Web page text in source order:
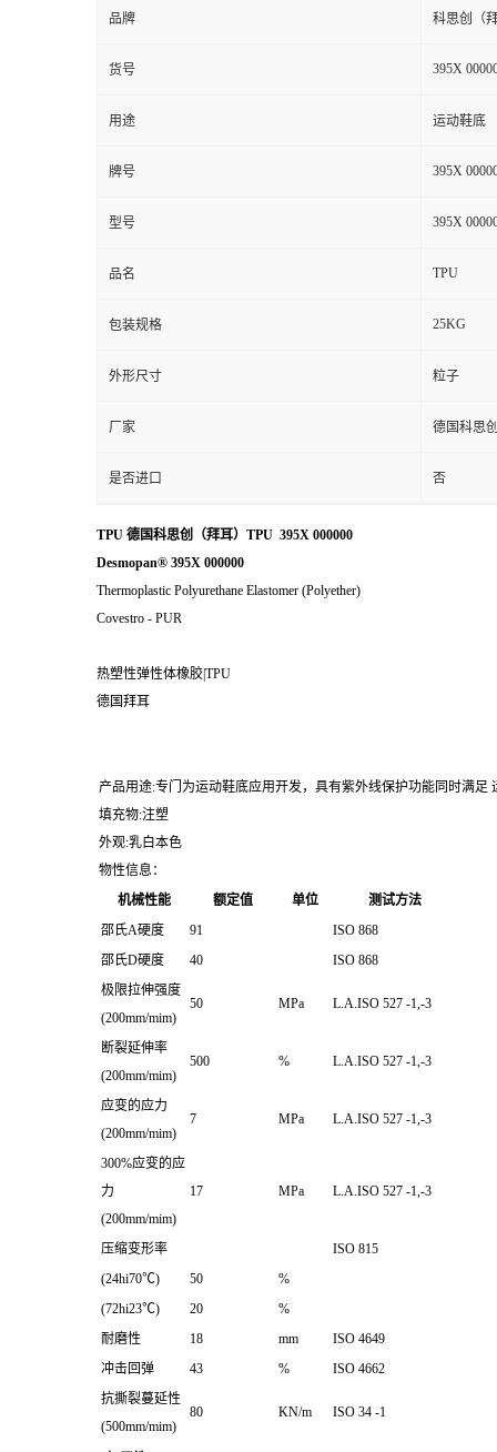
品牌 科思创（
货号 395X
用途 运动鞋底
牌号 395X
型号 395X
品名 TPU
包装规格 25KG
外形尺寸 粒子
厂家 德国科思
是否进口 否
TPU 德国科思创（拜耳）TPU 395X 000000
Desmopan® 395X 000000
Thermoplastic Polyurethane Elastomer (Polyether)
Covestro - PUR
热塑性弹性体橡胶|TPU
德国拜耳
产品用途:专门为运动鞋底应用开发，具有紫外线保护功能同时满足
填充物:注塑
外观:乳白本色
物性信息：
机械性能
额定值 单位
测试方法
邵氏A硬度
91
ISO 868
邵氏D硬度
40
ISO 868
极限拉伸强度
(200mm/mim)
50 MPa L.A.ISO 527 -1,-3
断裂延伸率
(200mm/mim)
500 % L.A.ISO 527 -1,-3
应变的应力
(200mm/mim)
7 MPa L.A.ISO 527 -1,-3
300%应变的应
力
(200mm/mim)
17 MPa L.A.ISO 527 -1,-3
压缩变形率
ISO 815
(24hi70℃)
50
%
(72hi23℃)
20
%
耐磨性
18 mm
ISO 4649
冲击回弹
43 %
ISO 4662
抗撕裂蔓延性
(500mm/mim)
80 KN/m ISO 34 -1